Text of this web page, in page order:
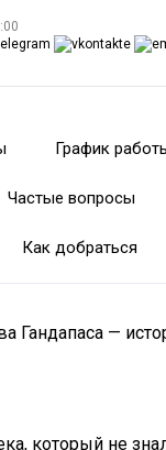
График
Частые вопросы
Как добраться
Гандапаса —
который не